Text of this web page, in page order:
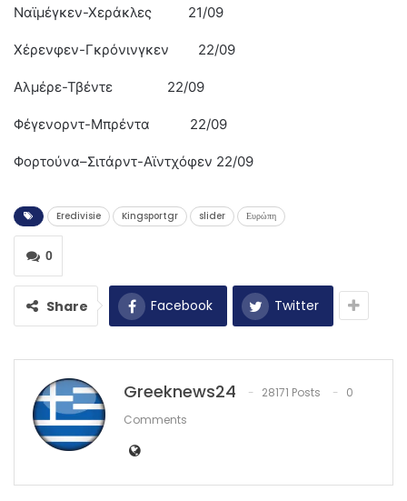
Ναϊμέγκεν-Χεράκλες 21/09
Χέρενφεν-Γκρόνινγκεν 22/09
Αλμέρε-Τβέντε 22/09
Φέγενορντ-Μπρέντα 22/09
Φορτούνα–Σιτάρντ-Αϊντχόφεν 22/09
Eredivisie Kingsportgr slider Ευρώπη
0
Share Facebook Twitter
Greeknews24 28171 Posts
0
Comments